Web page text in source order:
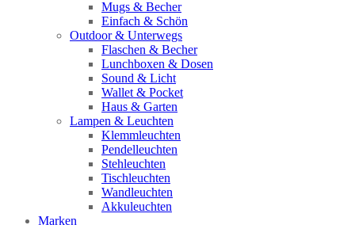
Mugs & Becher
Einfach & Schön
Outdoor & Unterwegs
Flaschen & Becher
Lunchboxen & Dosen
Sound & Licht
Wallet & Pocket
Haus & Garten
Lampen & Leuchten
Klemmleuchten
Pendelleuchten
Stehleuchten
Tischleuchten
Wandleuchten
Akkuleuchten
Marken